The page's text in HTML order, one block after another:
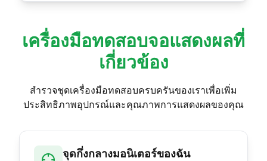
เครื่องมือทดสอบจอแสดงผลที่
เกี่ยวข้อง
สำรวจชุดเครื่องมือทดสอบครบครันของเราเพื่อเพิ่ม
ประสิทธิภาพอุปกรณ์และคุณภาพการแสดงผลของคุณ
จุดกึ่งกลางมอนิเตอร์ของฉัน